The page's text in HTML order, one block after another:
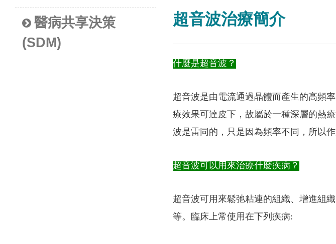
醫病共享決策
(SDM)
超音波治療簡介
什麼是超音波？
超音波是由電流通過晶體而產生的高頻
療效果可達皮下，故屬於一種深層的熱
波是雷同的，只是因為頻率不同，所以作
超音波可以用來治療什麼疾病？
超音波可用來鬆弛粘連的組織、增進組
等。臨床上常使用在下列疾病: